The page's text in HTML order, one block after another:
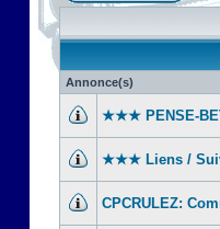
Annonce(s)
★★★ PENSE-
★★★ Liens /
CPCRULEZ: